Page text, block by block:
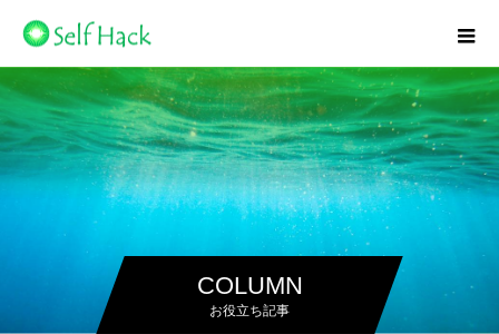
COLUMN
お役立ち記事